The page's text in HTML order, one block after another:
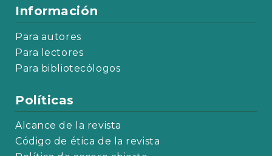
Información
Para autores
Para lectores
Para bibliotecólogos
Políticas
Alcance de la revista
Código de ética de la revista